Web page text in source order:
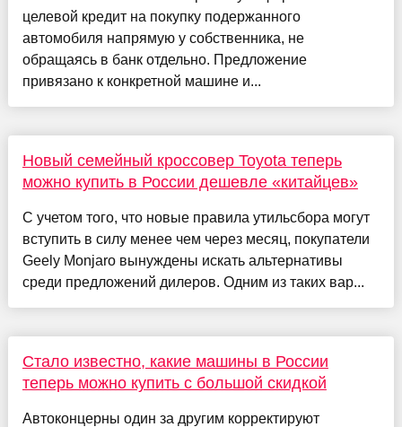
целевой кредит на покупку подержанного
автомобиля напрямую у собственника, не
обращаясь в банк отдельно. Предложение
привязано к конкретной машине и...
Новый семейный кроссовер Toyota теперь
можно купить в России дешевле «китайцев»
С учетом того, что новые правила утильсбора могут
вступить в силу менее чем через месяц, покупатели
Geely Monjaro вынуждены искать альтернативы
среди предложений дилеров. Одним из таких вар...
Стало известно, какие машины в России
теперь можно купить с большой скидкой
Автоконцерны один за другим корректируют